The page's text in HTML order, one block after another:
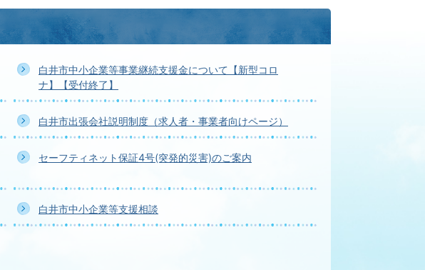
白井市中小企業等事業継続支援金について【新型コロ
ナ】【受付終了】
白井市出張会社説明制度（求人者・事業者向けページ）
セーフティネット保証4号(突発的災害)のご案内
白井市中小企業等支援相談